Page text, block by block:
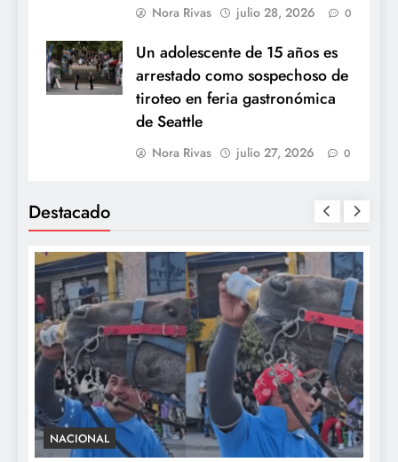
Nora Rivas julio 28, 2026 0
Un adolescente de 15 años es
arrestado como sospechoso de
tiroteo en feria gastronómica
de Seattle
Nora Rivas julio 27, 2026 0
Destacado
NACIONAL